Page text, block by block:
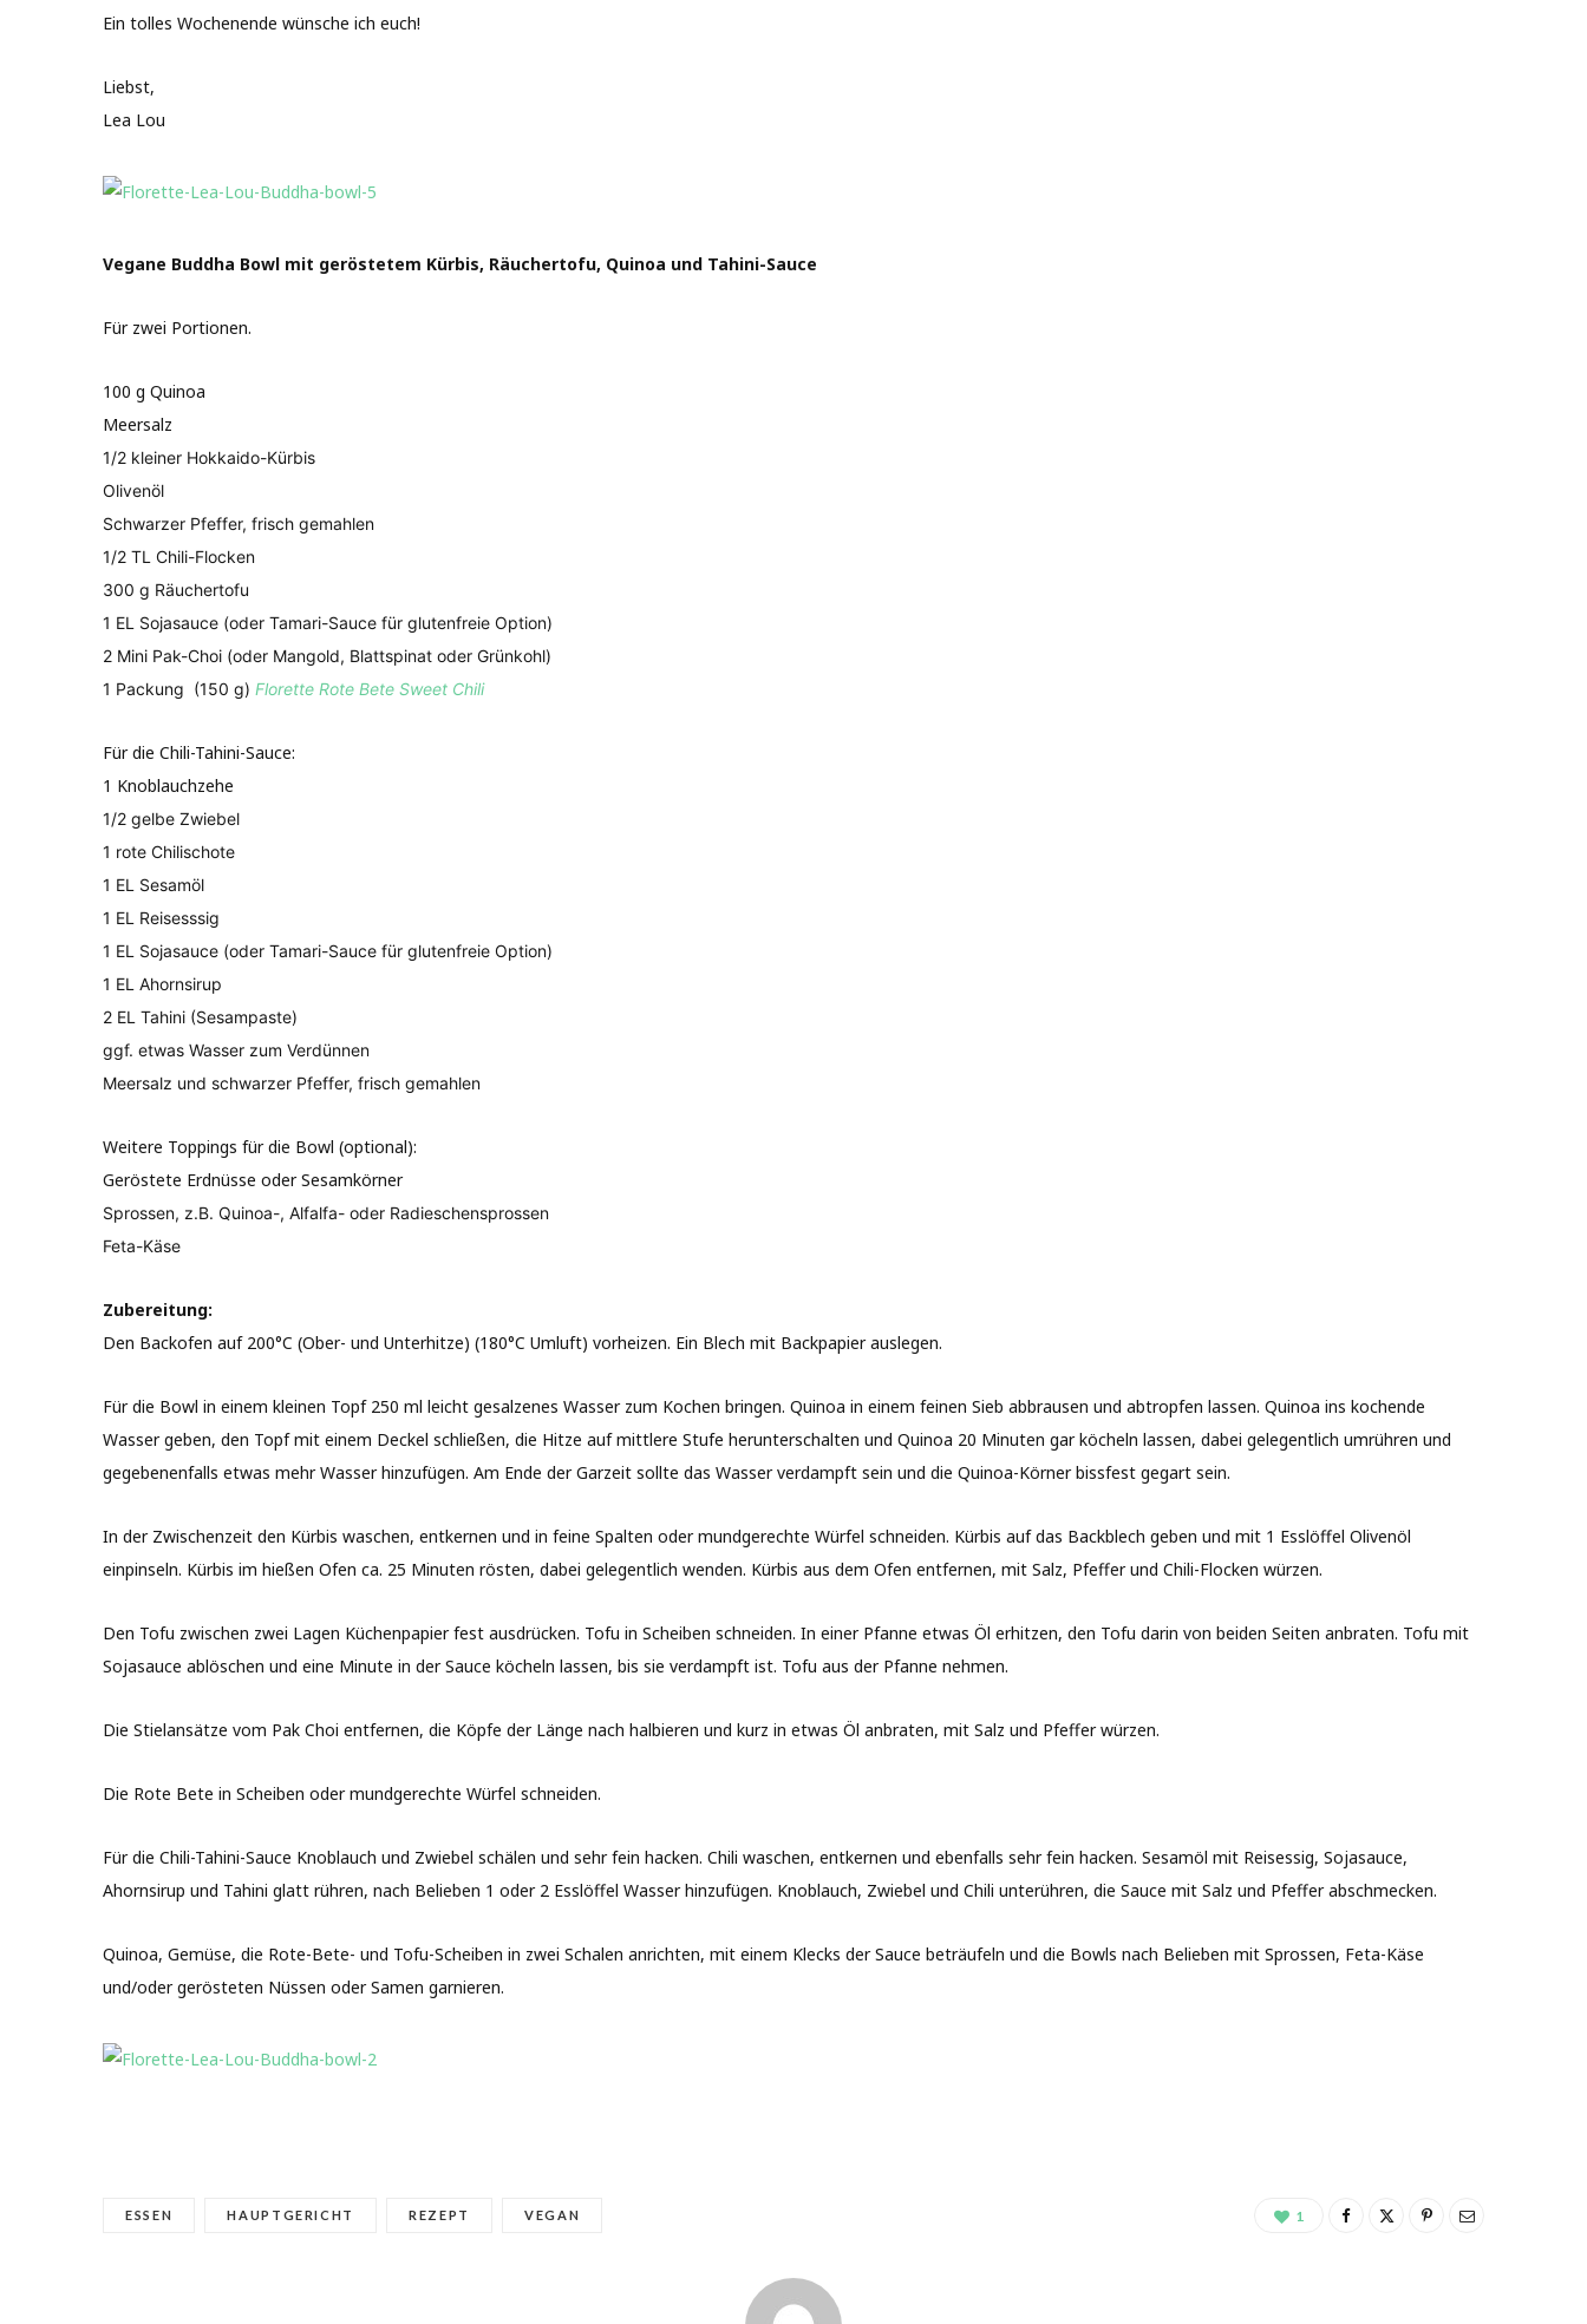
Ein tolles Wochenende wünsche ich euch!
Liebst,
Lea Lou
Vegane Buddha Bowl mit geröstetem Kürbis, Räuchertofu, Quinoa und Tahini-Sauce
Für zwei Portionen.
100 g Quinoa
Meersalz
1/2 kleiner Hokkaido-Kürbis
Olivenöl
Schwarzer Pfeffer, frisch gemahlen
1/2 TL Chili-Flocken
300 g Räuchertofu
1 EL Sojasauce (oder Tamari-Sauce für glutenfreie Option)
2 Mini Pak-Choi (oder Mangold, Blattspinat oder Grünkohl)
1 Packung (150 g) Florette Rote Bete Sweet Chili
Für die Chili-Tahini-Sauce:
1 Knoblauchzehe
1/2 gelbe Zwiebel
1 rote Chilischote
1 EL Sesamöl
1 EL Reisesssig
1 EL Sojasauce (oder Tamari-Sauce für glutenfreie Option)
1 EL Ahornsirup
2 EL Tahini (Sesampaste)
ggf. etwas Wasser zum Verdünnen
Meersalz und schwarzer Pfeffer, frisch gemahlen
Weitere Toppings für die Bowl (optional):
Geröstete Erdnüsse oder Sesamkörner
Sprossen, z.B. Quinoa-, Alfalfa- oder Radieschensprossen
Feta-Käse
Zubereitung:
Den Backofen auf 200°C (Ober- und Unterhitze) (180°C Umluft) vorheizen. Ein Blech mit Backpapier auslegen.
Für die Bowl in einem kleinen Topf 250 ml leicht gesalzenes Wasser zum Kochen bringen. Quinoa in einem feinen Sieb abbrausen und abtropfen lassen. Quinoa ins kochende
Wasser geben, den Topf mit einem Deckel schließen, die Hitze auf mittlere Stufe herunterschalten und Quinoa 20 Minuten gar köcheln lassen, dabei gelegentlich umrühren und
gegebenenfalls etwas mehr Wasser hinzufügen. Am Ende der Garzeit sollte das Wasser verdampft sein und die Quinoa-Körner bissfest gegart sein.
In der Zwischenzeit den Kürbis waschen, entkernen und in feine Spalten oder mundgerechte Würfel schneiden. Kürbis auf das Backblech geben und mit 1 Esslöffel Olivenöl
einpinseln. Kürbis im hießen Ofen ca. 25 Minuten rösten, dabei gelegentlich wenden. Kürbis aus dem Ofen entfernen, mit Salz, Pfeffer und Chili-Flocken würzen.
Den Tofu zwischen zwei Lagen Küchenpapier fest ausdrücken. Tofu in Scheiben schneiden. In einer Pfanne etwas Öl erhitzen, den Tofu darin von beiden Seiten anbraten. Tofu mit
Sojasauce ablöschen und eine Minute in der Sauce köcheln lassen, bis sie verdampft ist. Tofu aus der Pfanne nehmen.
Die Stielansätze vom Pak Choi entfernen, die Köpfe der Länge nach halbieren und kurz in etwas Öl anbraten, mit Salz und Pfeffer würzen.
Die Rote Bete in Scheiben oder mundgerechte Würfel schneiden.
Für die Chili-Tahini-Sauce Knoblauch und Zwiebel schälen und sehr fein hacken. Chili waschen, entkernen und ebenfalls sehr fein hacken. Sesamöl mit Reisessig, Sojasauce,
Ahornsirup und Tahini glatt rühren, nach Belieben 1 oder 2 Esslöffel Wasser hinzufügen. Knoblauch, Zwiebel und Chili unterühren, die Sauce mit Salz und Pfeffer abschmecken.
Quinoa, Gemüse, die Rote-Bete- und Tofu-Scheiben in zwei Schalen anrichten, mit einem Klecks der Sauce beträufeln und die Bowls nach Belieben mit Sprossen, Feta-Käse
und/oder gerösteten Nüssen oder Samen garnieren.
ESSEN HAUPTGERICHT REZEPT VEGAN 1